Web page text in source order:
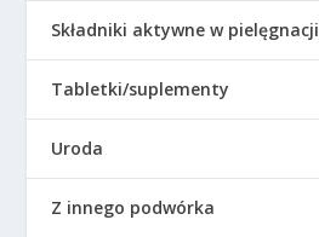
Składniki aktywne w pielęgnacji
Tabletki/suplementy
Uroda
Z innego podwórka